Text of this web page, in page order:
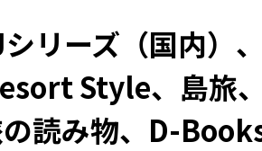
リーズ（国内）
Style、島旅
読み物、D-